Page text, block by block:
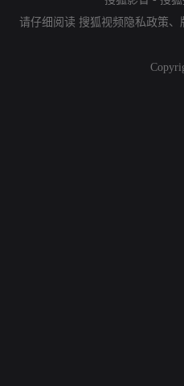
请仔细阅读 搜狐视频隐私政策、